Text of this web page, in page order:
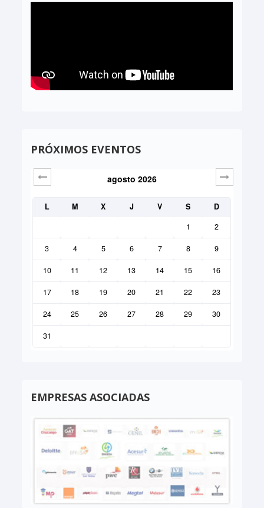
PRÓXIMOS EVENTOS
agosto 2026
L M X J V S
D
1
2
3 4 5 6 7 8 9
10 11 12 13 14 15 16
17 18 19 20 21 22 23
24 25 26 27 28 29 30
31
EMPRESAS ASOCIADAS